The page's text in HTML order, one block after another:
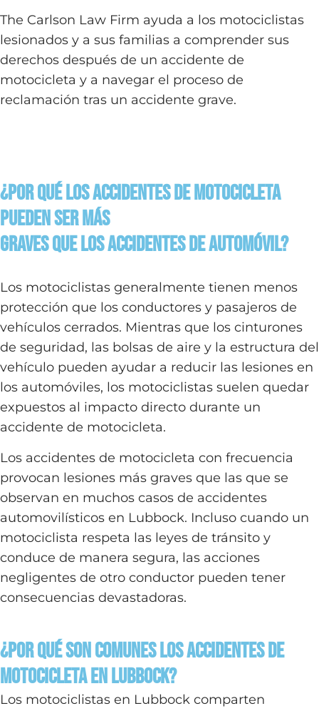
The Carlson Law Firm ayuda a los motociclistas
lesionados y a sus familias a comprender sus
derechos después de un accidente de
motocicleta y a navegar el proceso de
reclamación tras un accidente grave.
¿Por Qué los Accidentes de Motocicleta
Pueden Ser Más
Graves que los Accidentes de Automóvil?
Los motociclistas generalmente tienen menos
protección que los conductores y pasajeros de
vehículos cerrados. Mientras que los cinturones
de seguridad, las bolsas de aire y la estructura del
vehículo pueden ayudar a reducir las lesiones en
los automóviles, los motociclistas suelen quedar
expuestos al impacto directo durante un
accidente de motocicleta.
Los accidentes de motocicleta con frecuencia
provocan lesiones más graves que las que se
observan en muchos casos de accidentes
automovilísticos en Lubbock. Incluso cuando un
motociclista respeta las leyes de tránsito y
conduce de manera segura, las acciones
negligentes de otro conductor pueden tener
consecuencias devastadoras.
¿Por Qué Son comunes los Accidentes de
Motocicleta en Lubbock?
Los motociclistas en Lubbock comparten